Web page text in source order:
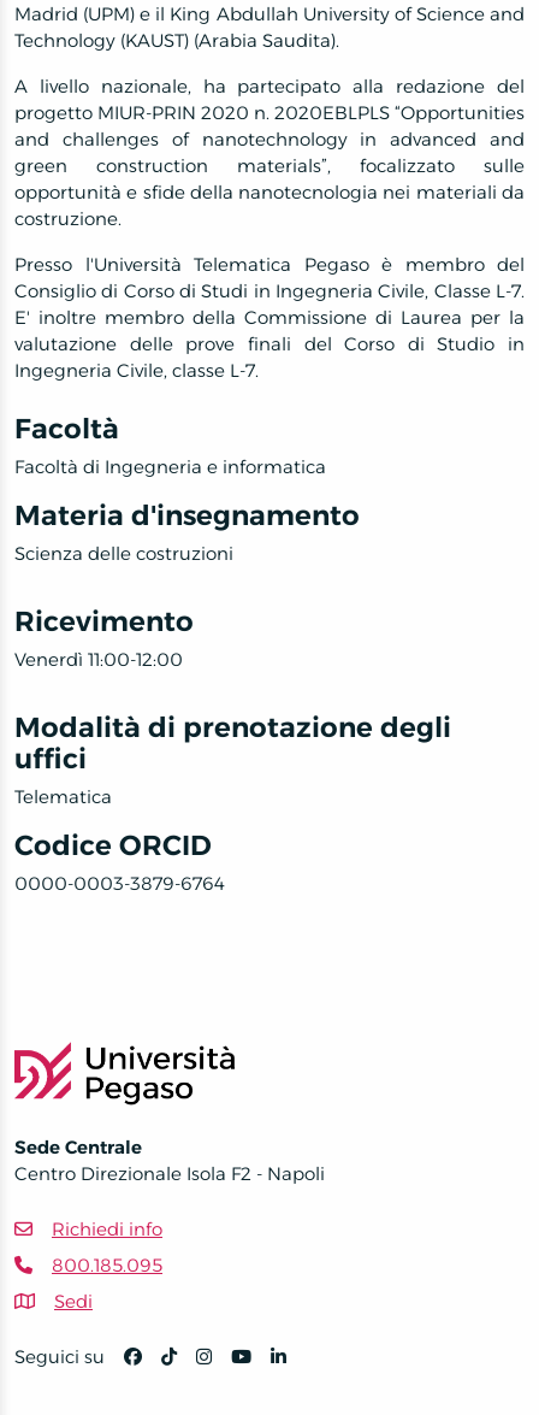
Madrid (UPM) e il King Abdullah University of Science and
Technology (KAUST) (Arabia Saudita).
A livello nazionale, ha partecipato alla redazione del
progetto MIUR-PRIN 2020 n. 2020EBLPLS “Opportunities
and challenges of nanotechnology in advanced and
green construction materials”, focalizzato sulle
opportunità e sfide della nanotecnologia nei materiali da
costruzione.
Presso l'Università Telematica Pegaso è membro del
Consiglio di Corso di Studi in Ingegneria Civile, Classe L-7.
E' inoltre membro della Commissione di Laurea per la
valutazione delle prove finali del Corso di Studio in
Ingegneria Civile, classe L-7.
Facoltà
Facoltà di Ingegneria e informatica
Materia d'insegnamento
Scienza delle costruzioni
Ricevimento
Venerdì 11:00-12:00
Modalità di prenotazione degli
uffici
Telematica
Codice ORCID
0000-0003-3879-6764
Sede Centrale
Centro Direzionale Isola F2 - Napoli
Richiedi info
800.185.095
Sedi
Seguici su